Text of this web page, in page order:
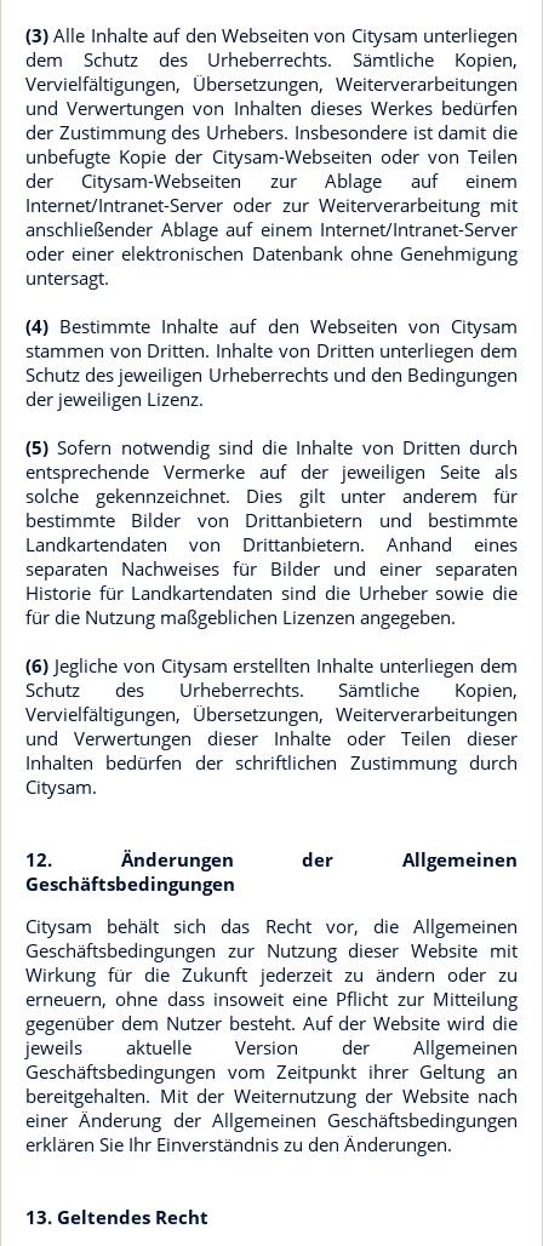
(3) Alle Inhalte auf den Webseiten von Citysam unterliegen
dem Schutz des Urheberrechts. Sämtliche Kopien,
Vervielfältigungen, Übersetzungen, Weiterverarbeitungen
und Verwertungen von Inhalten dieses Werkes bedürfen
der Zustimmung des Urhebers. Insbesondere ist damit die
unbefugte Kopie der Citysam-Webseiten oder von Teilen
der Citysam-Webseiten zur Ablage auf einem
Internet/Intranet-Server oder zur Weiterverarbeitung mit
anschließender Ablage auf einem Internet/Intranet-Server
oder einer elektronischen Datenbank ohne Genehmigung
untersagt.
(4) Bestimmte Inhalte auf den Webseiten von Citysam
stammen von Dritten. Inhalte von Dritten unterliegen dem
Schutz des jeweiligen Urheberrechts und den Bedingungen
der jeweiligen Lizenz.
(5) Sofern notwendig sind die Inhalte von Dritten durch
entsprechende Vermerke auf der jeweiligen Seite als
solche gekennzeichnet. Dies gilt unter anderem für
bestimmte Bilder von Drittanbietern und bestimmte
Landkartendaten von Drittanbietern. Anhand eines
separaten Nachweises für Bilder und einer separaten
Historie für Landkartendaten sind die Urheber sowie die
für die Nutzung maßgeblichen Lizenzen angegeben.
(6) Jegliche von Citysam erstellten Inhalte unterliegen dem
Schutz des Urheberrechts. Sämtliche Kopien,
Vervielfältigungen, Übersetzungen, Weiterverarbeitungen
und Verwertungen dieser Inhalte oder Teilen dieser
Inhalten bedürfen der schriftlichen Zustimmung durch
Citysam.
12. Änderungen der Allgemeinen
Geschäftsbedingungen
Citysam behält sich das Recht vor, die Allgemeinen
Geschäftsbedingungen zur Nutzung dieser Website mit
Wirkung für die Zukunft jederzeit zu ändern oder zu
erneuern, ohne dass insoweit eine Pflicht zur Mitteilung
gegenüber dem Nutzer besteht. Auf der Website wird die
jeweils aktuelle Version der Allgemeinen
Geschäftsbedingungen vom Zeitpunkt ihrer Geltung an
bereitgehalten. Mit der Weiternutzung der Website nach
einer Änderung der Allgemeinen Geschäftsbedingungen
erklären Sie Ihr Einverständnis zu den Änderungen.
13. Geltendes Recht